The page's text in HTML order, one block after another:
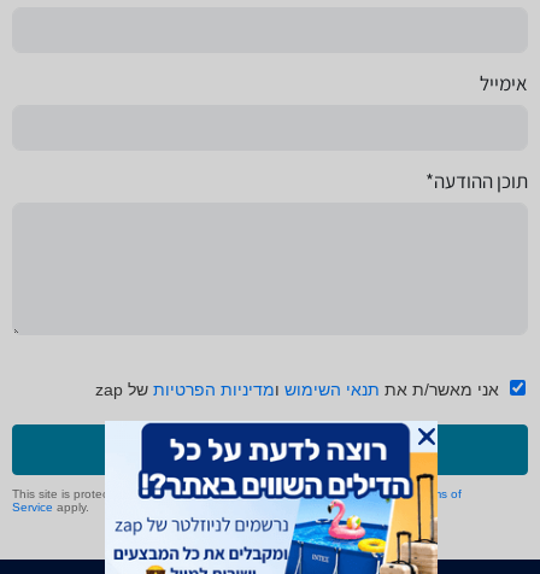
אימייל
תוכן ההודעה*
אני מאשר/ת את תנאי השימוש ומדיניות הפרטיות של zap
שליחה
This site is protected by reCAPTCHA and the GooglePrivacy Policyand Terms of
Service apply.